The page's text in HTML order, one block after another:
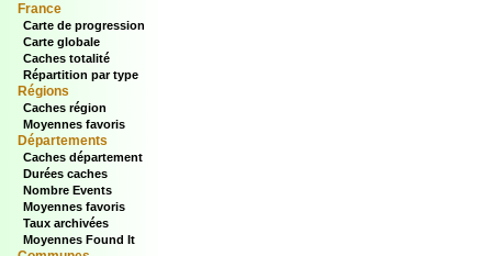
France
Carte de progression
Carte globale
Caches totalité
Répartition par type
Régions
Caches région
Moyennes favoris
Départements
Caches département
Durées caches
Nombre Events
Moyennes favoris
Taux archivées
Moyennes Found It